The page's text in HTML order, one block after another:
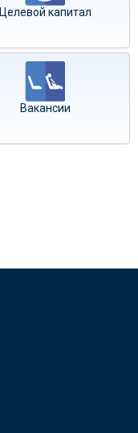
Целевой капитал
Вакансии